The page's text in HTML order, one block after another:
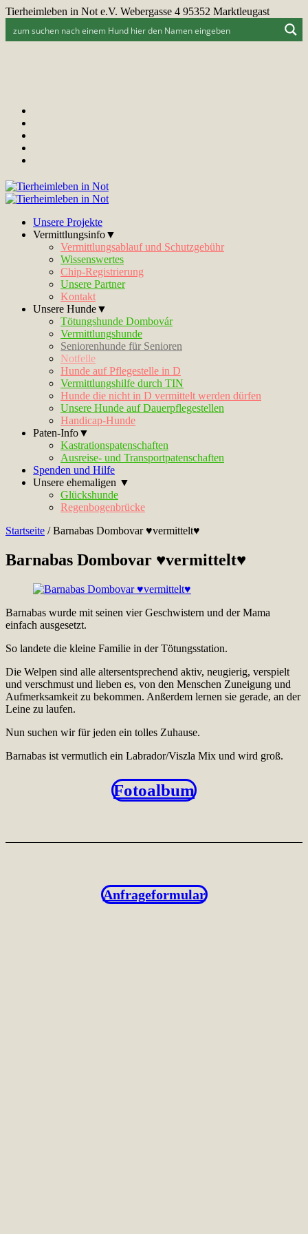
Tierheimleben in Not e.V. Webergasse 4 95352 Marktleugast
Unsere Projekte
Vermittlungsinfo▼
Vermittlungsablauf und Schutzgebühr
Wissenswertes
Chip-Registrierung
Unsere Partner
Kontakt
Unsere Hunde▼
Tötungshunde Dombovár
Vermittlungshunde
Seniorenhunde für Senioren
Notfelle
Hunde auf Pflegestelle in D
Vermittlungshilfe durch TIN
Hunde die nicht in D vermittelt werden dürfen
Unsere Hunde auf Dauerpflegestellen
Handicap-Hunde
Paten-Info▼
Kastrationspatenschaften
Ausreise- und Transportpatenschaften
Spenden und Hilfe
Unsere ehemaligen ▼
Glückshunde
Regenbogenbrücke
Startseite /Barnabas Dombovar ♥vermittelt♥
Barnabas Dombovar ♥vermittelt♥
Barnabas wurde mit seinen vier Geschwistern und der Mama
einfach ausgesetzt.
So landete die kleine Familie in der Tötungsstation.
Die Welpen sind alle altersentsprechend aktiv, neugierig, verspielt
und verschmust und lieben es, von den Menschen Zuneigung und
Aufmerksamkeit zu bekommen. Anßerdem lernen sie gerade, an der
Leine zu laufen.
Nun suchen wir für jeden ein tolles Zuhause.
Barnabas ist vermutlich ein Labrador/Viszla Mix und wird groß.
Fotoalbum
Anfrageformular